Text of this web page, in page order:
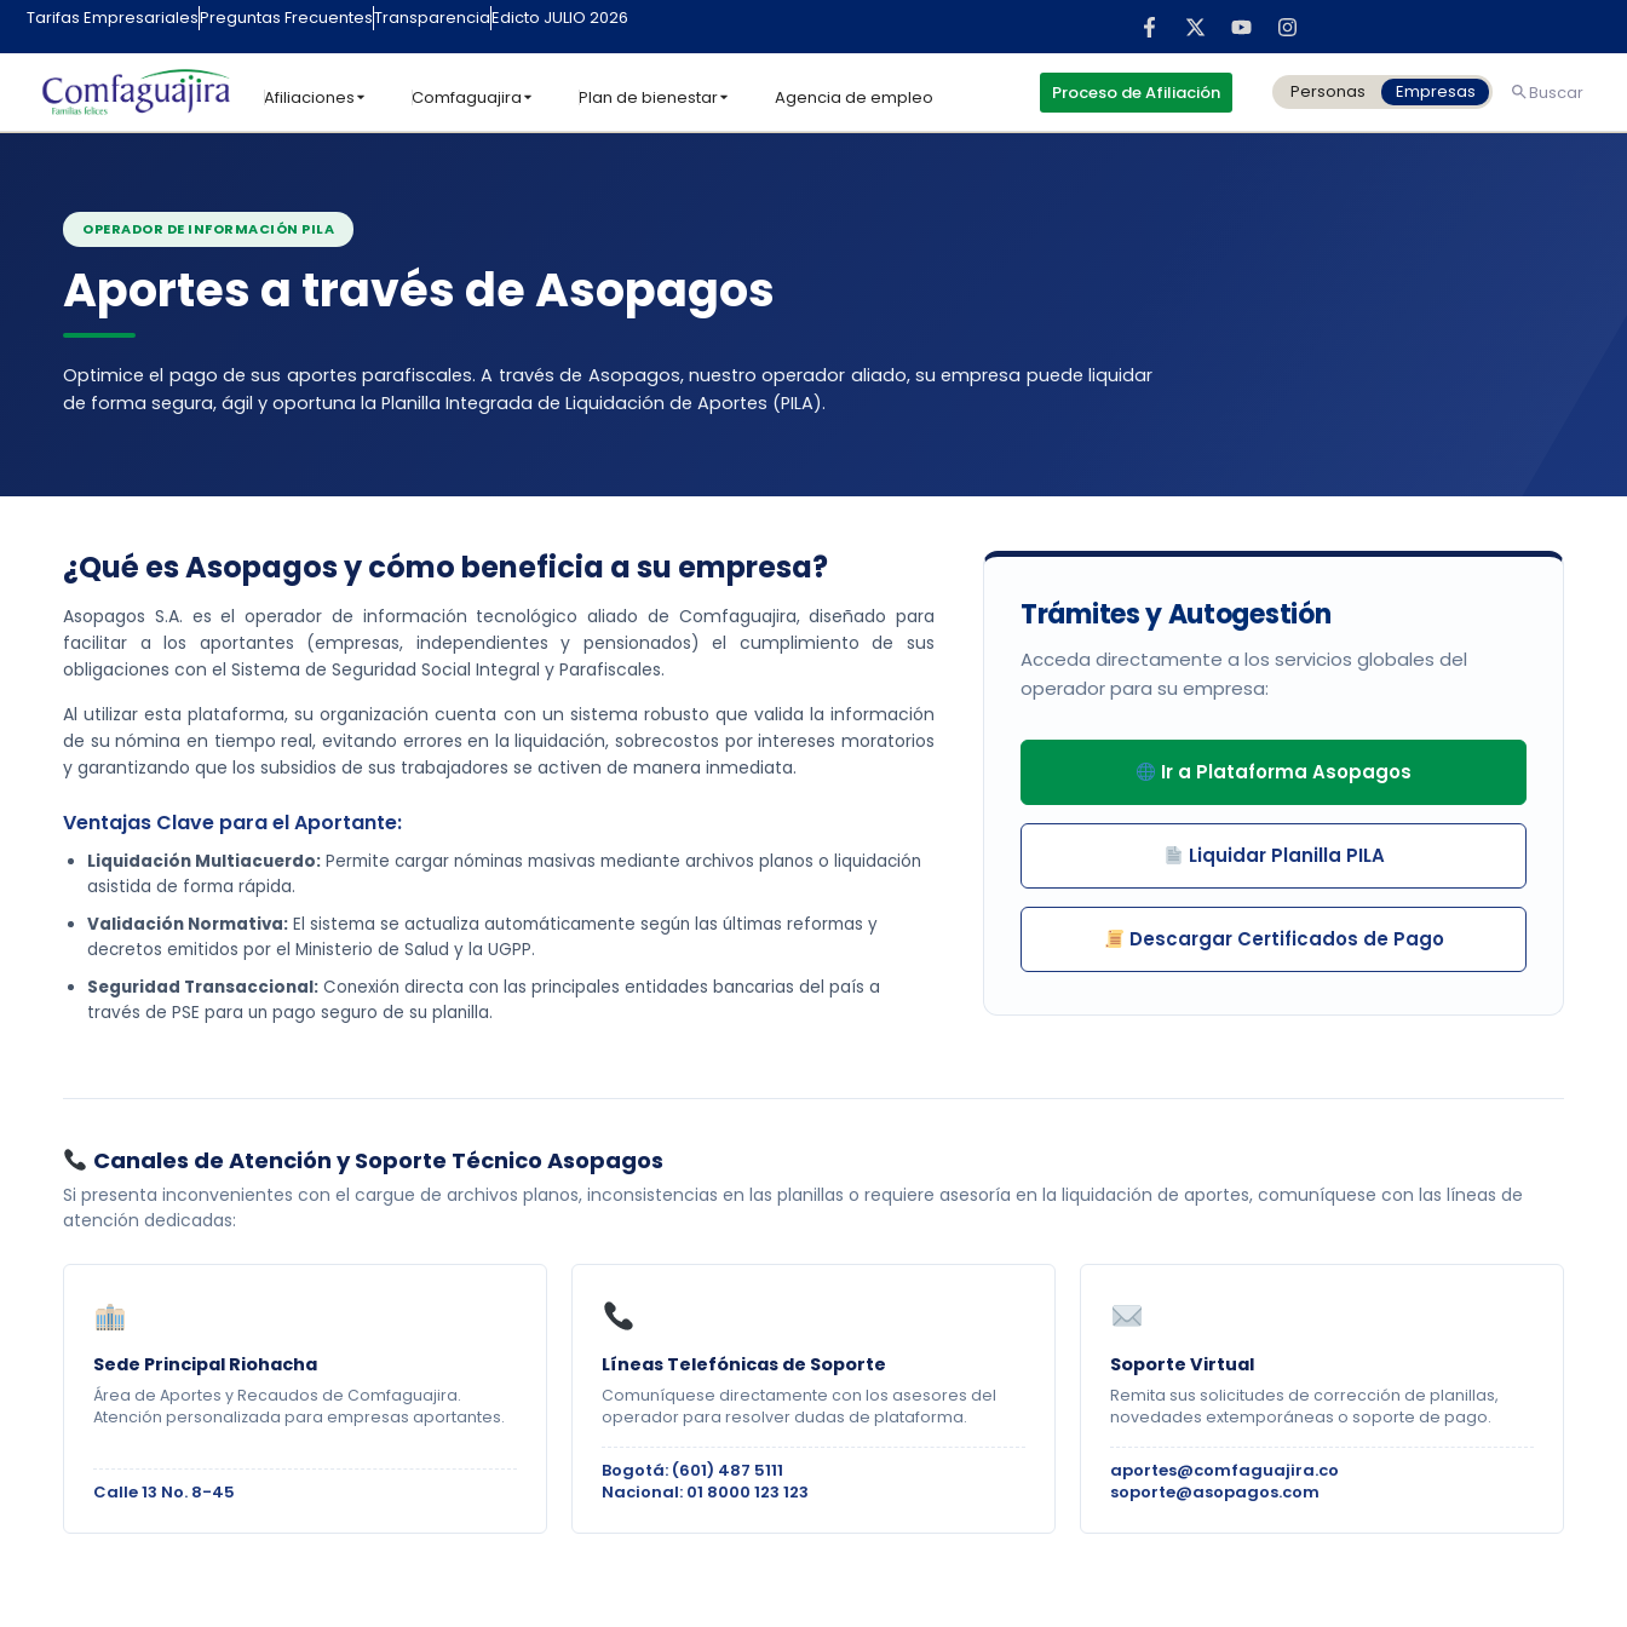
contenido
Tarifas EmpresarialesPreguntas FrecuentesTransparenciaEdicto JULIO 2026
Afiliaciones Comfaguajira Plan de bienestar Agencia de empleo Proceso de Afiliación Personas Empresas Buscar
OPERADOR DE INFORMACIÓN PILA
Aportes a través de Asopagos
Optimice el pago de sus aportes parafiscales. A través de Asopagos, nuestro operador aliado, su empresa puede liquidar
de forma segura, ágil y oportuna la Planilla Integrada de Liquidación de Aportes (PILA).
¿Qué es Asopagos y cómo beneficia a su empresa?
Asopagos S.A. es el operador de información tecnológico aliado de Comfaguajira, diseñado para
facilitar a los aportantes (empresas, independientes y pensionados) el cumplimiento de sus
obligaciones con el Sistema de Seguridad Social Integral y Parafiscales.
Al utilizar esta plataforma, su organización cuenta con un sistema robusto que valida la información
de su nómina en tiempo real, evitando errores en la liquidación, sobrecostos por intereses moratorios
y garantizando que los subsidios de sus trabajadores se activen de manera inmediata.
Ventajas Clave para el Aportante:
Liquidación Multiacuerdo: Permite cargar nóminas masivas mediante archivos planos o liquidación
asistida de forma rápida.
Validación Normativa: El sistema se actualiza automáticamente según las últimas reformas y
decretos emitidos por el Ministerio de Salud y la UGPP.
Seguridad Transaccional: Conexión directa con las principales entidades bancarias del país a
través de PSE para un pago seguro de su planilla.
Trámites y Autogestión
Acceda directamente a los servicios globales del
operador para su empresa:
Ir a Plataforma Asopagos
Liquidar Planilla PILA
Descargar Certificados de Pago
Canales de Atención y Soporte Técnico Asopagos
Si presenta inconvenientes con el cargue de archivos planos, inconsistencias en las planillas o requiere asesoría en la liquidación de aportes, comuníquese con las líneas de
atención dedicadas:
Sede Principal Riohacha
Área de Aportes y Recaudos de Comfaguajira.
Atención personalizada para empresas aportantes.
Calle 13 No. 8-45
Líneas Telefónicas de Soporte
Comuníquese directamente con los asesores del
operador para resolver dudas de plataforma.
Bogotá: (601) 487 5111
Nacional: 01 8000 123 123
Soporte Virtual
Remita sus solicitudes de corrección de planillas,
novedades extemporáneas o soporte de pago.
aportes@comfaguajira.co
soporte@asopagos.com